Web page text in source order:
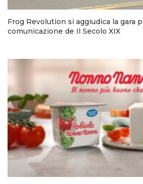
Frog Revolution si aggiudica la gara
comunicazione de Il Secolo XIX